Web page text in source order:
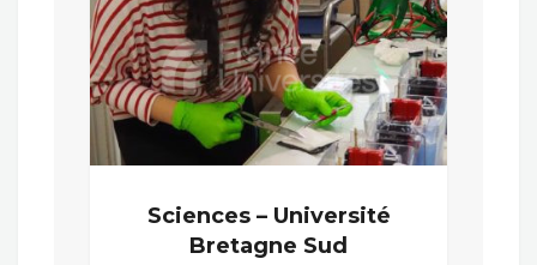
Sciences – Université
Bretagne Sud